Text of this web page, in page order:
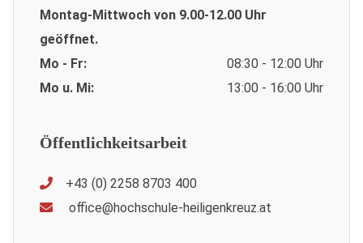
Montag-Mittwoch von 9.00-12.00 Uhr
geöffnet.
Mo - Fr:
08:30 - 12:00 Uhr
Mo u. Mi:
13:00 - 16:00 Uhr
Öffentlichkeitsarbeit
+43 (0) 2258 8703 400
office@hochschule-heiligenkreuz.at